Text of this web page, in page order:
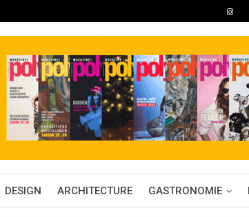
DESIGN ARCHITECTURE GASTRONOMIE